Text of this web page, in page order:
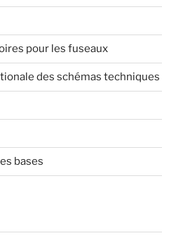
pour les fuseaux
des schémas techniques
bases